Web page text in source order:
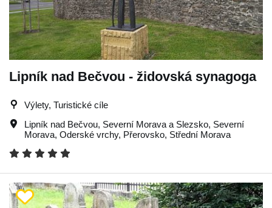
Lipník nad Bečvou - židovská synagoga
Výlety, Turistické cíle
Lipník nad Bečvou, Severní Morava a Slezsko, Severní
Morava, Oderské vrchy, Přerovsko, Střední Morava